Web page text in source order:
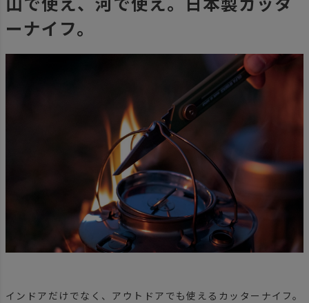
ーナイフ。
インドアだけでなく、アウトドアでも使えるカッターナイフ。